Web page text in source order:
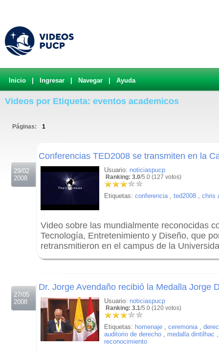
Inicio Ingresar Navegar Ayuda
Videos por Etiqueta: eventos academicos
Páginas: 1
29/02
2008
Conferencias TED2008 se transmiten en la
Usuario: noticiaspucp
Ranking: 3.0/5.0 (127 votos)
Etiquetas: conferencia, ted2008 , chris
Video sobre las mundialmente reconocidas
Tecnología, Entretenimiento y Diseño, que
retransmitieron en el campus de la
27/05
2008
Dr. Jorge Avendaño recibió la Medalla Jorge
Usuario: noticiaspucp
Ranking: 3.1/5.0 (120 votos)
Etiquetas: homenaje , ceremonia,
auditorio de derecho , medalla dintilhac
reconocimiento